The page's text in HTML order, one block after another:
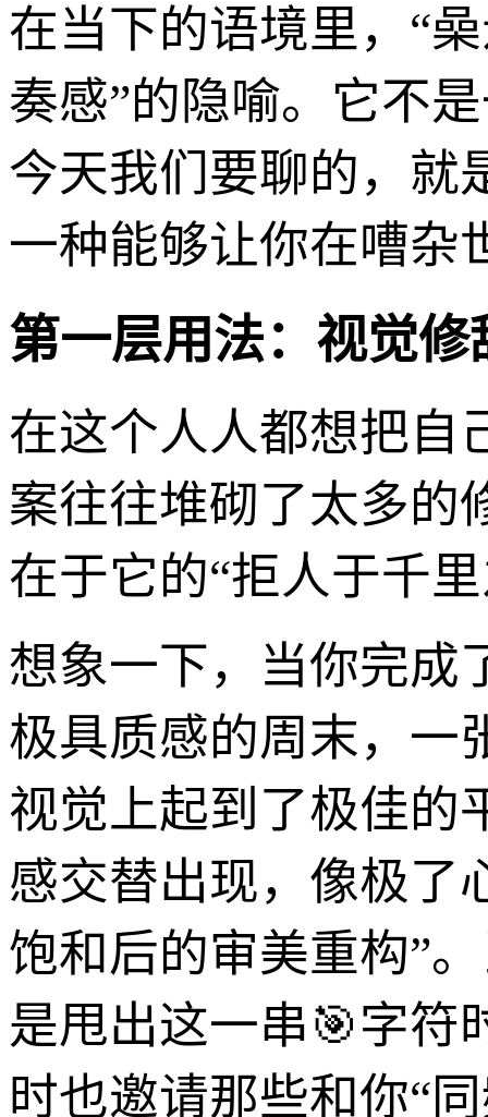
在当下的语境里，“
奏感”的隐喻。它不
今天我们要聊的，就
一种能够让你在嘈杂
第一层用法：视觉修
在这个人人都想把自
案往往堆砌了太多的
在于它的“拒人于千
想象一下，当你完成
极具质感的周末，一
视觉上起到了极佳
感交替出现，像极了
饱和后的审美重构”
是甩出这一串🎯字符
时也邀请那些和你“